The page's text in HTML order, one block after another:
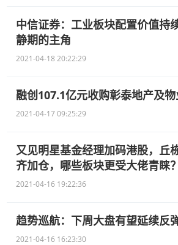
中信证券：工业板块配置价值持
静期的主角
2021-04-18 20:22:29
融创107.1亿元收购彰泰地产及
2021-04-17 09:25:29
又见明星基金经理加码港股，丘
齐加仓，哪些板块更受大佬青睐？
2021-04-16 19:22:36
趋势巡航：下周大盘有望延续反
2021-04-16 16:23:30